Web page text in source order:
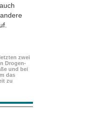
zwei
Drogen­
und bei
das
zu